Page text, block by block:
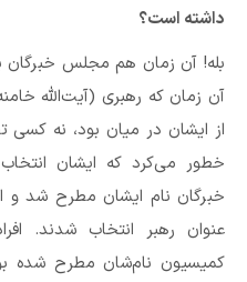
داشته است؟
بله! آن زمان هم مجلس
آن زمان که رهبری (آیت‌الله
از ایشان در میان بود، نه
خطور می‌کرد که ایشان
خبرگان نام ایشان مطرح شد و
عنوان رهبر انتخاب شدند.
کمیسیون نام‌شان مطرح شده